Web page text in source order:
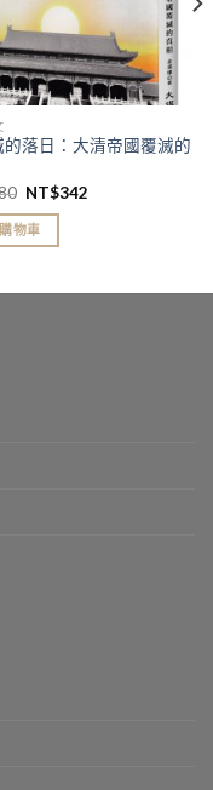
的落日：大清帝國覆滅的
NT$342
物車